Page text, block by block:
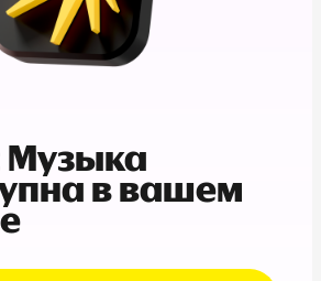
Музыка
в вашем